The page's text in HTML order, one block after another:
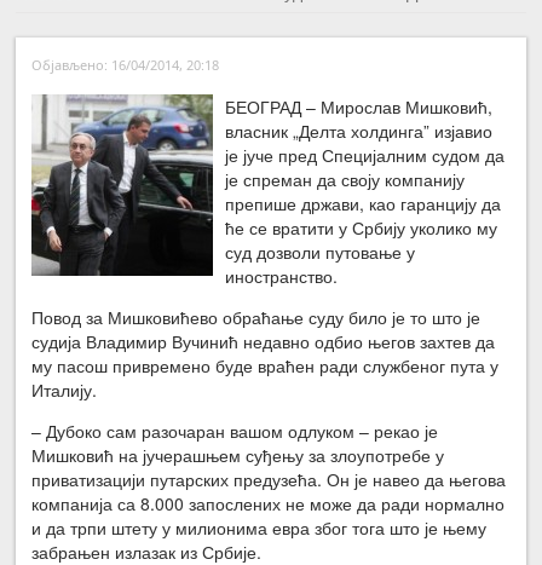
пасош
←Претходна вест
Објављено: 16/04/2014, 20:18
БЕОГРАД – Мирослав Мишковић,
власник „Делта холдинга” изјавио
је јуче пред Специјалним судом да
је спреман да своју компанију
препише држави, као гаранцију да
ће се вратити у Србију уколико му
суд дозволи путовање у
иностранство.
Повод за Мишковићево обраћање суду било је то што је
судија Владимир Вучинић недавно одбио његов захтев да
му пасош привремено буде враћен ради службеног пута у
Италију.
– Дубоко сам разочаран вашом одлуком – рекао је
Мишковић на јучерашњем суђењу за злоупотребе у
приватизацији путарских предузећа. Он је навео да његова
компанија са 8.000 запослених не може да ради нормално
и да трпи штету у милионима евра због тога што је њему
забрањен излазак из Србије.